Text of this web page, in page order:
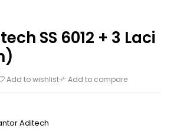
SS 6012 + 3 Laci
Add to wishlist Add to compare
Aditech